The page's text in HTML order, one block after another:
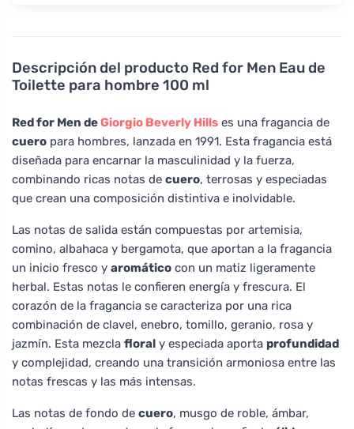
Descripción del producto Red for Men Eau de
Toilette para hombre 100 ml
Red for Men deGiorgio Beverly Hills es una fragancia de
cuero para hombres, lanzada en 1991. Esta fragancia está
diseñada para encarnar la masculinidad y la fuerza,
combinando ricas notas de cuero, terrosas y especiadas
que crean una composición distintiva e inolvidable.
Las notas de salida están compuestas por artemisia,
comino, albahaca y bergamota, que aportan a la fragancia
un inicio fresco y aromático con un matiz ligeramente
herbal. Estas notas le confieren energía y frescura. El
corazón de la fragancia se caracteriza por una rica
combinación de clavel, enebro, tomillo, geranio, rosa y
jazmín. Esta mezcla floral y especiada aporta profundidad
y complejidad, creando una transición armoniosa entre las
notas frescas y las más intensas.
Las notas de fondo de cuero, musgo de roble, ámbar,